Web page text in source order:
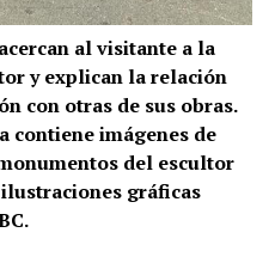
al visitante a la
y explican la relación
con otras de sus obras.
contiene imágenes de
del escultor
gráficas